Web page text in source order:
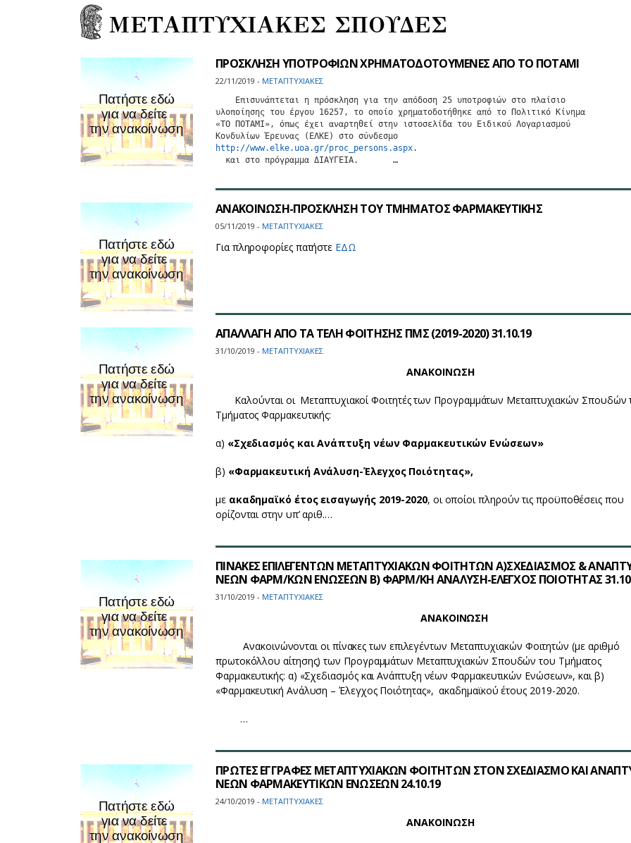
ΜΕΤΑΠΤΥΧΙΑΚΕΣ ΣΠΟΥΔΕΣ
ΠΡΟΣΚΛΗΣΗ ΥΠΟΤΡΟΦΙΩΝ ΧΡΗΜΑΤΟΔΟΤΟΥΜΕΝΕΣ ΑΠΟ ΤΟ ΠΟΤΑΜΙ
22/11/2019 - ΜΕΤΑΠΤΥΧΙΑΚΕΣ
    Επισυνάπτεται η πρόσκληση για την απόδοση 25 υποτροφιών στο πλαίσιο
υλοποίησης του έργου 16257, το οποίο χρηματοδοτήθηκε από το Πολιτικό Κίνημα
«ΤΟ ΠΟΤΑΜΙ», όπως έχει αναρτηθεί στην ιστοσελίδα του Ειδικού Λογαριασμού
http://www.elke.uoa.gr/proc_persons.aspx.
  και στο πρόγραμμα ΔΙΑΥΓΕΙΑ.       …
ΑΝΑΚΟΙΝΩΣΗ-ΠΡΟΣΚΛΗΣΗ ΤΟΥ ΤΜΗΜΑΤΟΣ ΦΑΡΜΑΚΕΥΤΙΚΗΣ
05/11/2019 - ΜΕΤΑΠΤΥΧΙΑΚΕΣ
Για πληροφορίες πατήστε ΕΔΩ
ΑΠΑΛΛΑΓΗ ΑΠΟ ΤΑ ΤΕΛΗ ΦΟΙΤΗΣΗΣ ΠΜΣ (2019-2020) 31.10.19
31/10/2019 - ΜΕΤΑΠΤΥΧΙΑΚΕΣ
ΑΝΑΚΟΙΝΩΣΗ
Καλούνται οι Μεταπτυχιακοί Φοιτητές των Προγραμμάτων Μεταπτυχιακών Σπουδών
Τμήματος Φαρμακευτικής:
α) «Σχεδιασμός και Ανάπτυξη νέων Φαρμακευτικών Ενώσεων»
β) «Φαρμακευτική Ανάλυση-Έλεγχος Ποιότητας»,
με ακαδημαϊκό έτος εισαγωγής 2019-2020, οι οποίοι πληρούν τις προϋποθέσεις που
ορίζονται στην υπ’ αριθ.…
ΠΙΝΑΚΕΣ ΕΠΙΛΕΓΕΝΤΩΝ ΜΕΤΑΠΤΥΧΙΑΚΩΝ ΦΟΙΤΗΤΩΝ Α)ΣΧΕΔΙΑΣΜΟΣ &
ΝΕΩΝ ΦΑΡΜ/ΚΩΝ ΕΝΩΣΕΩΝ Β) ΦΑΡΜ/ΚΗ ΑΝΑΛΥΣΗ-ΕΛΕΓΧΟΣ ΠΟΙΟΤΗΤΑΣ
31/10/2019 - ΜΕΤΑΠΤΥΧΙΑΚΕΣ
ΑΝΑΚΟΙΝΩΣΗ
Ανακοινώνονται οι πίνακες των επιλεγέντων Μεταπτυχιακών Φοιτητών (με αριθμό
πρωτοκόλλου αίτησης) των Προγραμμάτων Μεταπτυχιακών Σπουδών του Τμήματος
Φαρμακευτικής: α) «Σχεδιασμός και Ανάπτυξη νέων Φαρμακευτικών Ενώσεων», και β)
«Φαρμακευτική Ανάλυση – Έλεγχος Ποιότητας», ακαδημαϊκού έτους 2019-2020.
…
ΠΡΩΤΕΣ ΕΓΓΡΑΦΕΣ ΜΕΤΑΠΤΥΧΙΑΚΩΝ ΦΟΙΤΗΤΩΝ ΣΤΟΝ ΣΧΕΔΙΑΣΜΟ ΚΑΙ
ΝΕΩΝ ΦΑΡΜΑΚΕΥΤΙΚΩΝ ΕΝΩΣΕΩΝ 24.10.19
24/10/2019 - ΜΕΤΑΠΤΥΧΙΑΚΕΣ
ΑΝΑΚΟΙΝΩΣΗ